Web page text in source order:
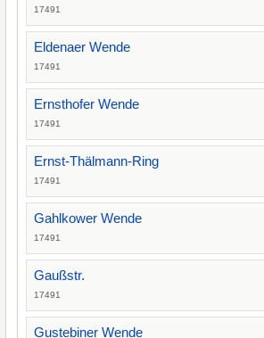
17491
Eldenaer Wende
17491
Ernsthofer Wende
17491
Ernst-Thälmann-Ring
17491
Gahlkower Wende
17491
Gaußstr.
17491
Gustebiner Wende